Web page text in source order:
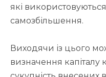
які
самозбільшення.
Виходячи із цього
визначення капіталу